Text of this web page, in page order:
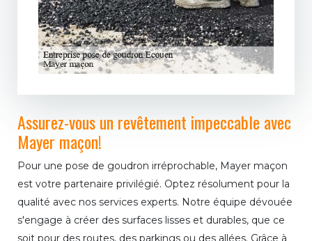
Assurez-vous un revêtement impeccable avec
Mayer maçon!
Pour une pose de goudron irréprochable, Mayer maçon
est votre partenaire privilégié. Optez résolument pour la
qualité avec nos services experts. Notre équipe dévouée
s'engage à créer des surfaces lisses et durables, que ce
soit pour des routes, des parkings ou des allées. Grâce à